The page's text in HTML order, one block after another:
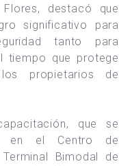
destacó que
significativo para
tanto para
tiempo que protege
propietarios de
que se
en el Centro de
Bimodal de